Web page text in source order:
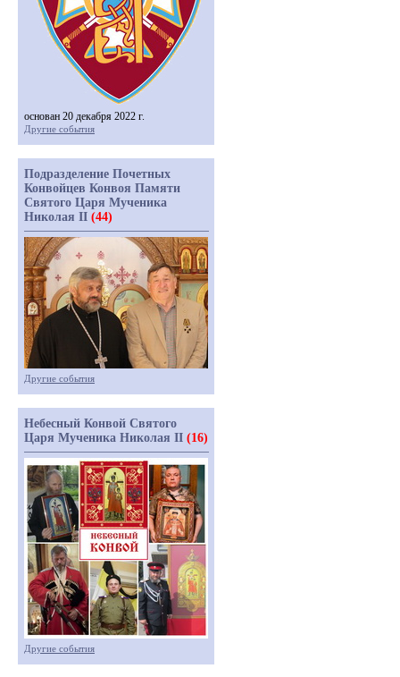
основан 20 декабря 2022 г.
Другие события
Подразделение Почетных
Конвойцев Конвоя Памяти
Святого Царя Мученика
Николая II (44)
Другие события
Небесный Конвой Святого
Царя Мученика Николая II (16)
Другие события